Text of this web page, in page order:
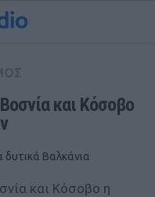
και Κόσοβο
δυτικά Βαλκάνια